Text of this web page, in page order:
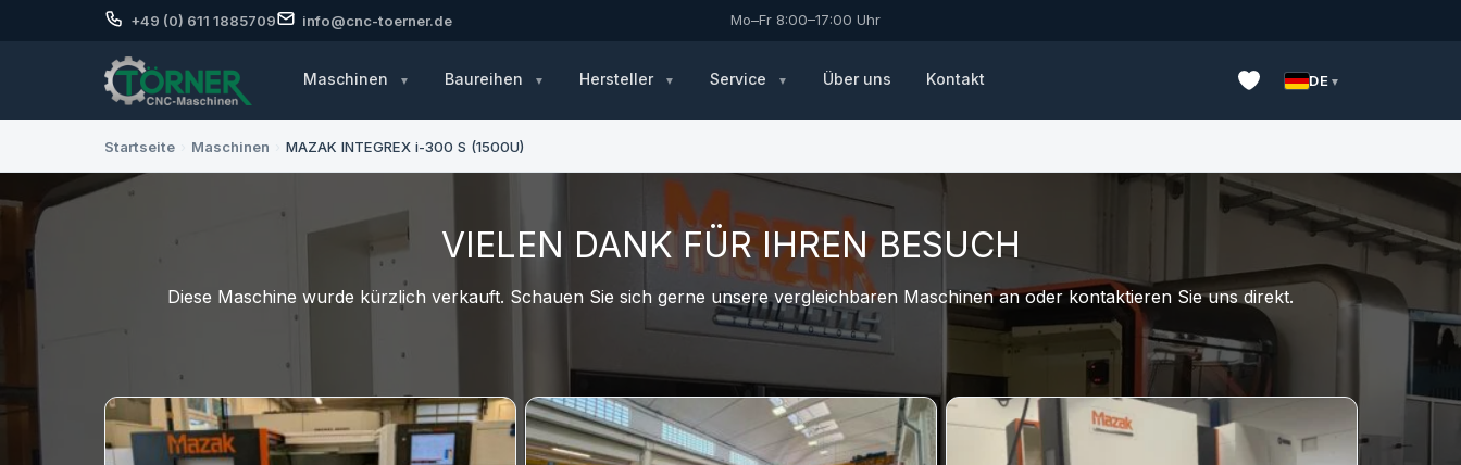
+49 (0) 611 1885709 info@cnc-toerner.de Mo–Fr 8:00–17:00 Uhr
Maschinen Baureihen Hersteller Service Über uns Kontakt DE
Startseite Maschinen MAZAK INTEGREX i-300 S (1500U)
VIELEN DANK FÜR IHREN BESUCH
Diese Maschine wurde kürzlich verkauft. Schauen Sie sich gerne unsere vergleichbaren Maschinen an oder kontaktieren Sie uns direkt.